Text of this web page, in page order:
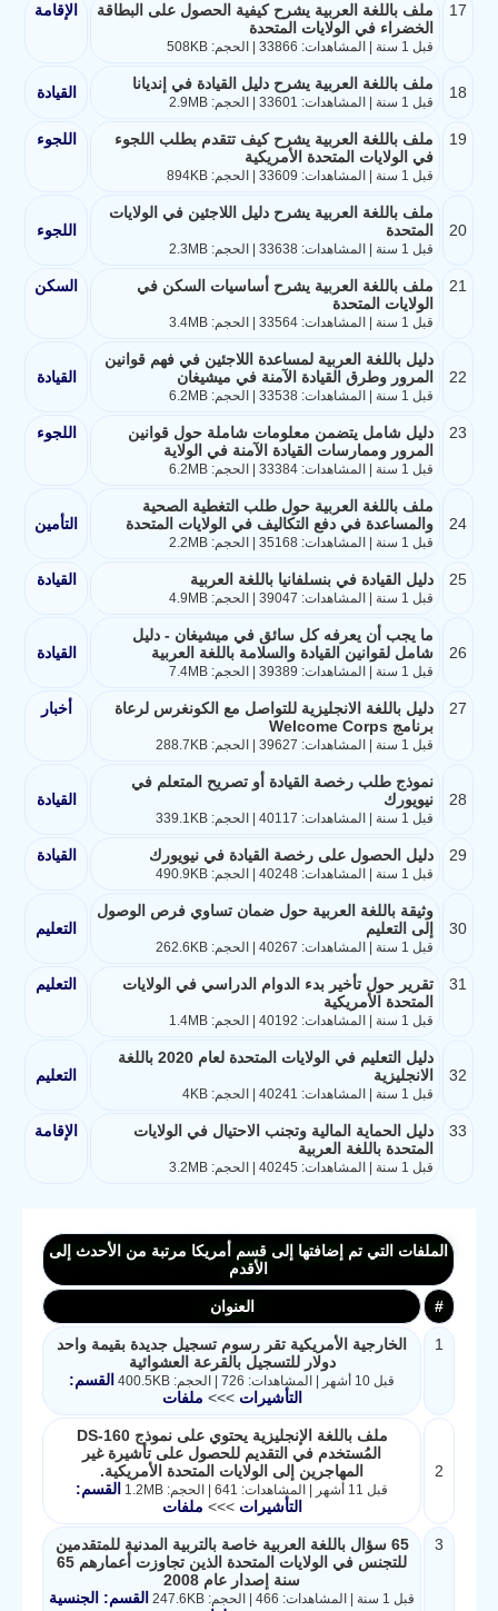
17
ملف باللغة العربية يشرح كيفية الحصول على البطاقة
الخضراء في الولايات المتحدة
قبل 1 سنة | المشاهدات: 33866 | الحجم: 508KB
الإقامة
18 ملف باللغة العربية يشرح دليل القيادة في إنديانا
قبل 1 سنة | المشاهدات: 33601 | الحجم: 2.9MB
القيادة
19
ملف باللغة العربية يشرح كيف تتقدم بطلب اللجوء
في الولايات المتحدة الأمريكية
قبل 1 سنة | المشاهدات: 33609 | الحجم: 894KB
اللجوء
20
ملف باللغة العربية يشرح دليل اللاجئين في الولايات
المتحدة
قبل 1 سنة | المشاهدات: 33638 | الحجم: 2.3MB
اللجوء
21
ملف باللغة العربية يشرح أساسيات السكن في
الولايات المتحدة
قبل 1 سنة | المشاهدات: 33564 | الحجم: 3.4MB
السكن
22
دليل باللغة العربية لمساعدة اللاجئين في فهم قوانين
المرور وطرق القيادة الآمنة في ميشيغان
قبل 1 سنة | المشاهدات: 33538 | الحجم: 6.2MB
القيادة
23
دليل شامل يتضمن معلومات شاملة حول قوانين
المرور وممارسات القيادة الآمنة في الولاية
قبل 1 سنة | المشاهدات: 33384 | الحجم: 6.2MB
اللجوء
24
ملف باللغة العربية حول طلب التغطية الصحية
والمساعدة في دفع التكاليف في الولايات المتحدة
قبل 1 سنة | المشاهدات: 35168 | الحجم: 2.2MB
التأمين
25 دليل القيادة في بنسلفانيا باللغة العربية
قبل 1 سنة | المشاهدات: 39047 | الحجم: 4.9MB
القيادة
26
ما يجب أن يعرفه كل سائق في ميشيغان - دليل
شامل لقوانين القيادة والسلامة باللغة العربية
قبل 1 سنة | المشاهدات: 39389 | الحجم: 7.4MB
القيادة
27
دليل باللغة الانجليزية للتواصل مع الكونغرس لرعاة
برنامج Welcome Corps
قبل 1 سنة | المشاهدات: 39627 | الحجم: 288.7KB
أخبار
28
نموذج طلب رخصة القيادة أو تصريح المتعلم في
نيويورك
قبل 1 سنة | المشاهدات: 40117 | الحجم: 339.1KB
القيادة
29 دليل الحصول على رخصة القيادة في نيويورك
قبل 1 سنة | المشاهدات: 40248 | الحجم: 490.9KB
القيادة
30
وثيقة باللغة العربية حول ضمان تساوي فرص الوصول
إلى التعليم
قبل 1 سنة | المشاهدات: 40267 | الحجم: 262.6KB
التعليم
31
تقرير حول تأخير بدء الدوام الدراسي في الولايات
المتحدة الأمريكية
قبل 1 سنة | المشاهدات: 40192 | الحجم: 1.4MB
التعليم
32
دليل التعليم في الولايات المتحدة لعام 2020 باللغة
الانجليزية
قبل 1 سنة | المشاهدات: 40241 | الحجم: 4KB
التعليم
33
دليل الحماية المالية وتجنب الاحتيال في الولايات
المتحدة باللغة العربية
قبل 1 سنة | المشاهدات: 40245 | الحجم: 3.2MB
الإقامة
الملفات التي تم إضافتها إلى قسم أمريكا مرتبة من الأحدث إلى
الأقدم
# العنوان
1
الخارجية الأمريكية تقر رسوم تسجيل جديدة بقيمة واحد
دولار للتسجيل بالقرعة العشوائية
قبل 10 أشهر | المشاهدات: 726 | الحجم: 400.5KB
القسم:
التأشيرات>>> ملفات
2
ملف باللغة الإنجليزية يحتوي على نموذج DS-160
المُستخدم في التقديم للحصول على تأشيرة غير
المهاجرين إلى الولايات المتحدة الأمريكية.
قبل 11 أشهر | المشاهدات: 641 | الحجم: 1.2MB
القسم:
التأشيرات>>> ملفات
3
65 سؤال باللغة العربية خاصة بالتربية المدنية للمتقدمين
للتجنس في الولايات المتحدة الذين تجاوزت أعمارهم 65
سنة إصدار عام 2008
قبل 1 سنة | المشاهدات: 466 | الحجم: 247.6KB
القسم: الجنسية